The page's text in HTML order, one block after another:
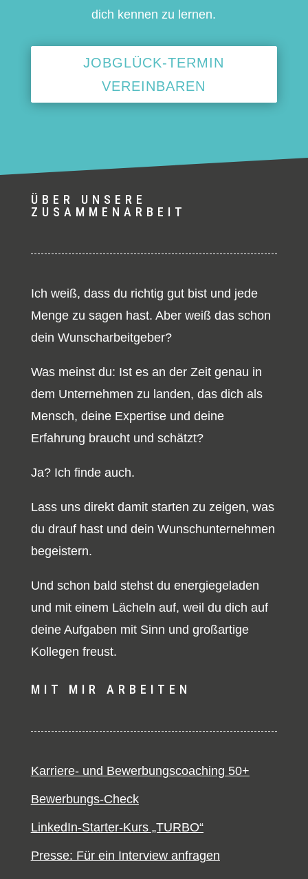
dich kennen zu lernen.
JOBGLÜCK-TERMIN
VEREINBAREN
ÜBER UNSERE
ZUSAMMENARBEIT
Ich weiß, dass du richtig gut bist und jede
Menge zu sagen hast. Aber weiß das schon
dein Wunscharbeitgeber?
Was meinst du: Ist es an der Zeit genau in
dem Unternehmen zu landen, das dich als
Mensch, deine Expertise und deine
Erfahrung braucht und schätzt?
Ja? Ich finde auch.
Lass uns direkt damit starten zu zeigen, was
du drauf hast und dein Wunschunternehmen
begeistern.
Und schon bald stehst du energiegeladen
und mit einem Lächeln auf, weil du dich auf
deine Aufgaben mit Sinn und großartige
Kollegen freust.
MIT MIR ARBEITEN
Karriere- und Bewerbungscoaching 50+
Bewerbungs-Check
LinkedIn-Starter-Kurs „TURBO“
Presse: Für ein Interview anfragen